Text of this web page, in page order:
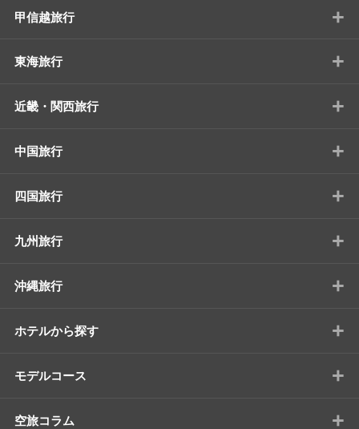
甲信越旅行 +
東海旅行 +
近畿・関西旅行 +
中国旅行 +
四国旅行 +
九州旅行 +
沖縄旅行 +
ホテルから探す +
モデルコース +
空旅コラム +